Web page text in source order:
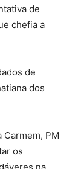
de
chefia a
de
dos
Carmem, PM
os